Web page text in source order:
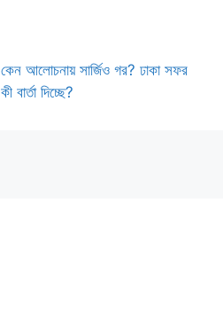
কেন আলোচনায় সার্জিও গর? ঢাকা সফর
কী বার্তা দিচ্ছে?